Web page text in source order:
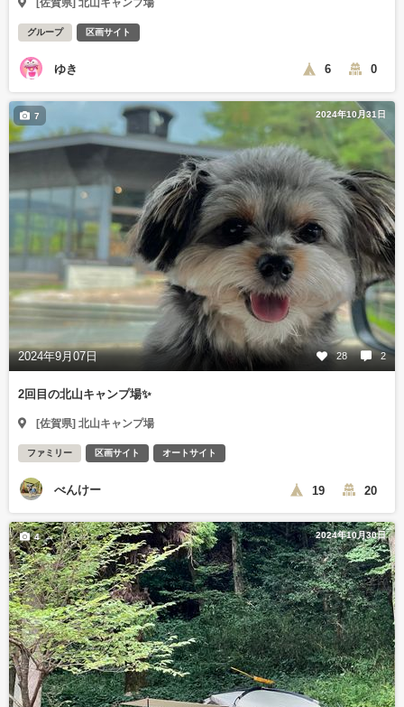
グループ 区画サイト
ゆき 6 0
2024年10月31日
2024年9月07日 28 2
7
2回目の北山キャンプ場✨
[佐賀県] 北山キャンプ場
ファミリー 区画サイト オートサイト
べんけー 19 20
2024年10月30日
4